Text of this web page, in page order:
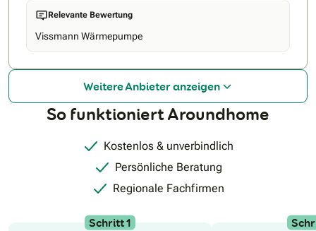
Relevante Bewertung
Vissmann Wärmepumpe
Weitere Anbieter anzeigen
So funktioniert Aroundhome
Kostenlos & unverbindlich
Persönliche Beratung
Regionale Fachfirmen
Schritt 1